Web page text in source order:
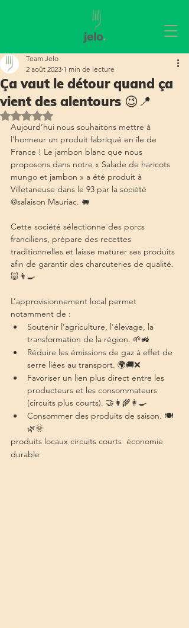
Ça vaut le détour quand ça
vient des alentours 😉📍
Team Jelo
2 août 2023 1 min de lecture
Noté NaN étoiles sur 5.
Aujourd’hui nous souhaitons mettre à
l’honneur un produit fabriqué en île de
France ! Le jambon blanc que nous
proposons dans notre « Salade de haricots
mungo et jambon » a été produit à
Villetaneuse dans le 93 par la société
@salaison Mauriac. 🐖
Cette société sélectionne des porcs
franciliens, prépare des recettes
traditionnelles et laisse maturer ses produits
afin de garantir des charcuteries de qualité.
🐷👨‍🍳
L’approvisionnement local permet
notamment de :
Soutenir l’agriculture, l’élevage, la
transformation de la région. 🌱🚜
Réduire les émissions de gaz à effet de
serre liées au transport. 🌍🚚❌
Favoriser un lien plus direct entre les
producteurs et les consommateurs
(circuits plus courts). 🤝👩‍🌾👩‍🍳
Consommer des produits de saison. 🍽️
🌿🌞
produits locaux circuits courts  économie
durable